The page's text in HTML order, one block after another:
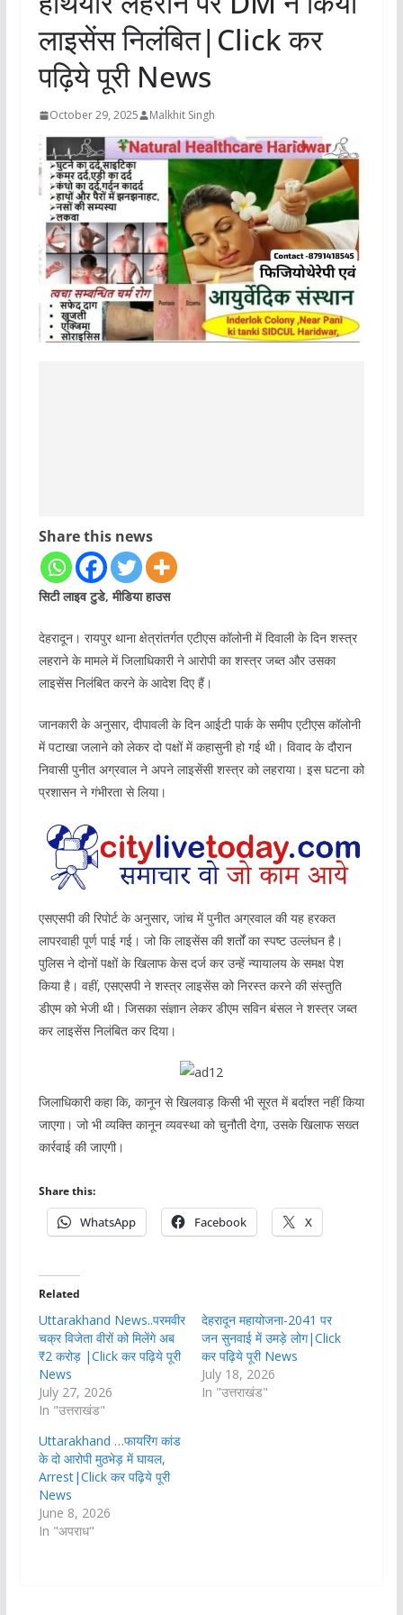
लाइसेंस निलंबित|Click कर
पढ़िये पूरी News
October 29, 2025 Malkhit Singh
Share this news
सिटी लाइव टुडे, मीडिया हाउस
देहरादून। रायपुर थाना क्षेत्रांतर्गत एटीएस कॉलोनी में दिवाली के दिन शस्त्र
लहराने के मामले में जिलाधिकारी ने आरोपी का शस्त्र जब्त और उसका
लाइसेंस निलंबित करने के आदेश दिए हैं।
जानकारी के अनुसार, दीपावली के दिन आईटी पार्क के समीप एटीएस कॉलोनी
में पटाखा जलाने को लेकर दो पक्षों में कहासुनी हो गई थी। विवाद के दौरान
निवासी पुनीत अग्रवाल ने अपने लाइसेंसी शस्त्र को लहराया। इस घटना को
प्रशासन ने गंभीरता से लिया।
एसएसपी की रिपोर्ट के अनुसार, जांच में पुनीत अग्रवाल की यह हरकत
लापरवाही पूर्ण पाई गई। जो कि लाइसेंस की शर्तों का स्पष्ट उल्लंघन है।
पुलिस ने दोनों पक्षों के खिलाफ केस दर्ज कर उन्हें न्यायालय के समक्ष पेश
किया है। वहीं, एसएसपी ने शस्त्र लाइसेंस को निरस्त करने की संस्तुति
डीएम को भेजी थी। जिसका संज्ञान लेकर डीएम सविन बंसल ने शस्त्र जब्त
कर लाइसेंस निलंबित कर दिया।
जिलाधिकारी कहा कि, कानून से खिलवाड़ किसी भी सूरत में बर्दाश्त नहीं किया
जाएगा। जो भी व्यक्ति कानून व्यवस्था को चुनौती देगा, उसके खिलाफ सख्त
कार्रवाई की जाएगी।
Share this:
WhatsApp Facebook X
Related
Uttarakhand News..परमवीर
चक्र विजेता वीरों को मिलेंगे अब
₹2 करोड़ |Click कर पढ़िये पूरी
News
July 27, 2026
In "उत्तराखंड"
देहरादून महायोजना-2041 पर
जन सुनवाई में उमड़े लोग|Click
कर पढ़िये पूरी News
July 18, 2026
In "उत्तराखंड"
Uttarakhand …फायरिंग कांड
के दो आरोपी मुठभेड़ में घायल,
Arrest|Click कर पढ़िये पूरी
News
June 8, 2026
In "अपराध"